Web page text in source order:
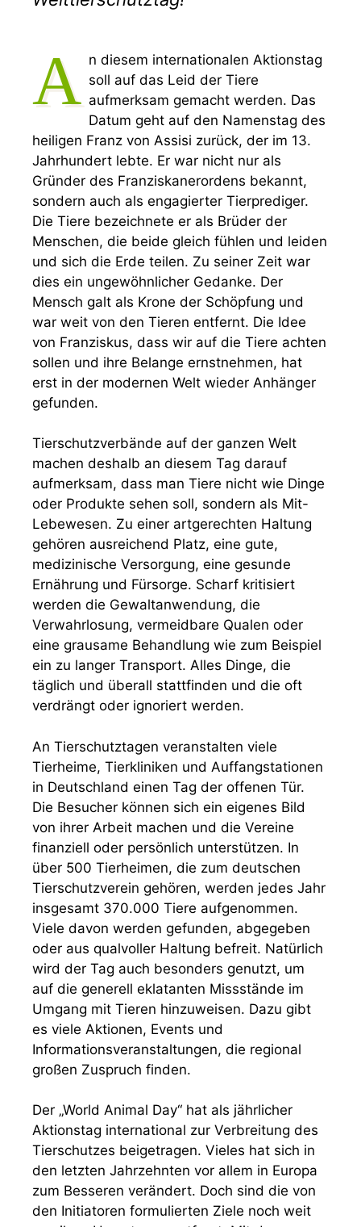
A n diesem internationalen Aktionstag
soll auf das Leid der Tiere
aufmerksam gemacht werden. Das
Datum geht auf den Namenstag des
heiligen Franz von Assisi zurück, der im 13.
Jahrhundert lebte. Er war nicht nur als
Gründer des Franziskanerordens bekannt,
sondern auch als engagierter Tierprediger.
Die Tiere bezeichnete er als Brüder der
Menschen, die beide gleich fühlen und leiden
und sich die Erde teilen. Zu seiner Zeit war
dies ein ungewöhnlicher Gedanke. Der
Mensch galt als Krone der Schöpfung und
war weit von den Tieren entfernt. Die Idee
von Franziskus, dass wir auf die Tiere achten
sollen und ihre Belange ernstnehmen, hat
erst in der modernen Welt wieder Anhänger
gefunden.
Tierschutzverbände auf der ganzen Welt
machen deshalb an diesem Tag darauf
aufmerksam, dass man Tiere nicht wie Dinge
oder Produkte sehen soll, sondern als Mit-
Lebewesen. Zu einer artgerechten Haltung
gehören ausreichend Platz, eine gute,
medizinische Versorgung, eine gesunde
Ernährung und Fürsorge. Scharf kritisiert
werden die Gewaltanwendung, die
Verwahrlosung, vermeidbare Qualen oder
eine grausame Behandlung wie zum Beispiel
ein zu langer Transport. Alles Dinge, die
täglich und überall stattfinden und die oft
verdrängt oder ignoriert werden.
An Tierschutztagen veranstalten viele
Tierheime, Tierkliniken und Auffangstationen
in Deutschland einen Tag der offenen Tür.
Die Besucher können sich ein eigenes Bild
von ihrer Arbeit machen und die Vereine
finanziell oder persönlich unterstützen. In
über 500 Tierheimen, die zum deutschen
Tierschutzverein gehören, werden jedes Jahr
insgesamt 370.000 Tiere aufgenommen.
Viele davon werden gefunden, abgegeben
oder aus qualvoller Haltung befreit. Natürlich
wird der Tag auch besonders genutzt, um
auf die generell eklatanten Missstände im
Umgang mit Tieren hinzuweisen. Dazu gibt
es viele Aktionen, Events und
Informationsveranstaltungen, die regional
großen Zuspruch finden.
Der „World Animal Day“ hat als jährlicher
Aktionstag international zur Verbreitung des
Tierschutzes beigetragen. Vieles hat sich in
den letzten Jahrzehnten vor allem in Europa
zum Besseren verändert. Doch sind die von
den Initiatoren formulierten Ziele noch weit